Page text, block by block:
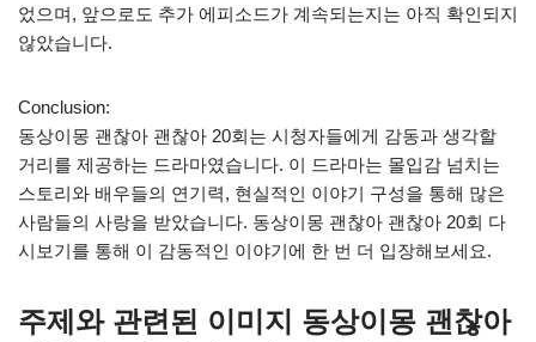
었으며, 앞으로도 추가 에피소드가 계속되는지는 아직 확인되지
않았습니다.
Conclusion:
동상이몽 괜찮아 괜찮아 20회는 시청자들에게 감동과 생각할
거리를 제공하는 드라마였습니다. 이 드라마는 몰입감 넘치는
스토리와 배우들의 연기력, 현실적인 이야기 구성을 통해 많은
사람들의 사랑을 받았습니다. 동상이몽 괜찮아 괜찮아 20회 다
시보기를 통해 이 감동적인 이야기에 한 번 더 입장해보세요.
주제와 관련된 이미지 동상이몽 괜찮아